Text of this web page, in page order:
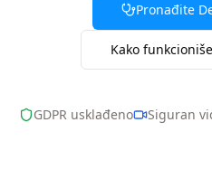
Pronađite
Kako
GDPR usklađeno Siguran